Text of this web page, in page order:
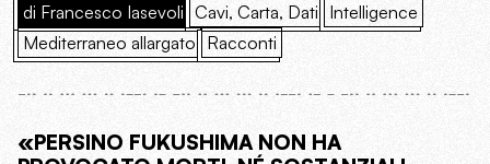
di Francesco Iasevoli Cavi, Carta, Dati Intelligence
Mediterraneo allargato Racconti
«PERSINO FUKUSHIMA NON HA